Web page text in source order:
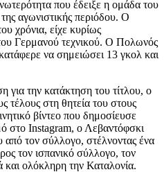
που έδειξε η ομάδα του
αγωνιστικής περιόδου. Ο
χρόνια, είχε κυρίως
Γερμανού τεχνικού. Ο Πολωνός
να σημειώσει 13 γκολ και
για την κατάκτηση του τίτλου, ο
τέλους στη θητεία του στους
βίντεο που δημοσίευσε
στο Instagram, ο Λεβαντόφσκι
τον σύλλογο, στέλνοντας ένα
τον ισπανικό σύλλογο, τον
ολόκληρη την Καταλονία.